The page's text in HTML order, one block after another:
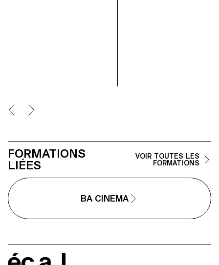
FORMATIONS
LIÉES
VOIR TOUTES LES
FORMATIONS
BA CINEMA